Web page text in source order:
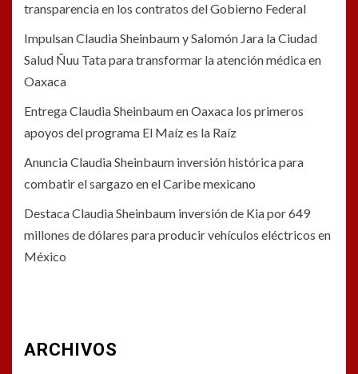
transparencia en los contratos del Gobierno Federal
Impulsan Claudia Sheinbaum y Salomón Jara la Ciudad
Salud Ñuu Tata para transformar la atención médica en
Oaxaca
Entrega Claudia Sheinbaum en Oaxaca los primeros
apoyos del programa El Maíz es la Raíz
Anuncia Claudia Sheinbaum inversión histórica para
combatir el sargazo en el Caribe mexicano
Destaca Claudia Sheinbaum inversión de Kia por 649
millones de dólares para producir vehículos eléctricos en
México
ARCHIVOS